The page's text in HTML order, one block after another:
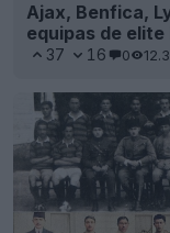
Ajax, Benfica,
equipas de
37 16 0